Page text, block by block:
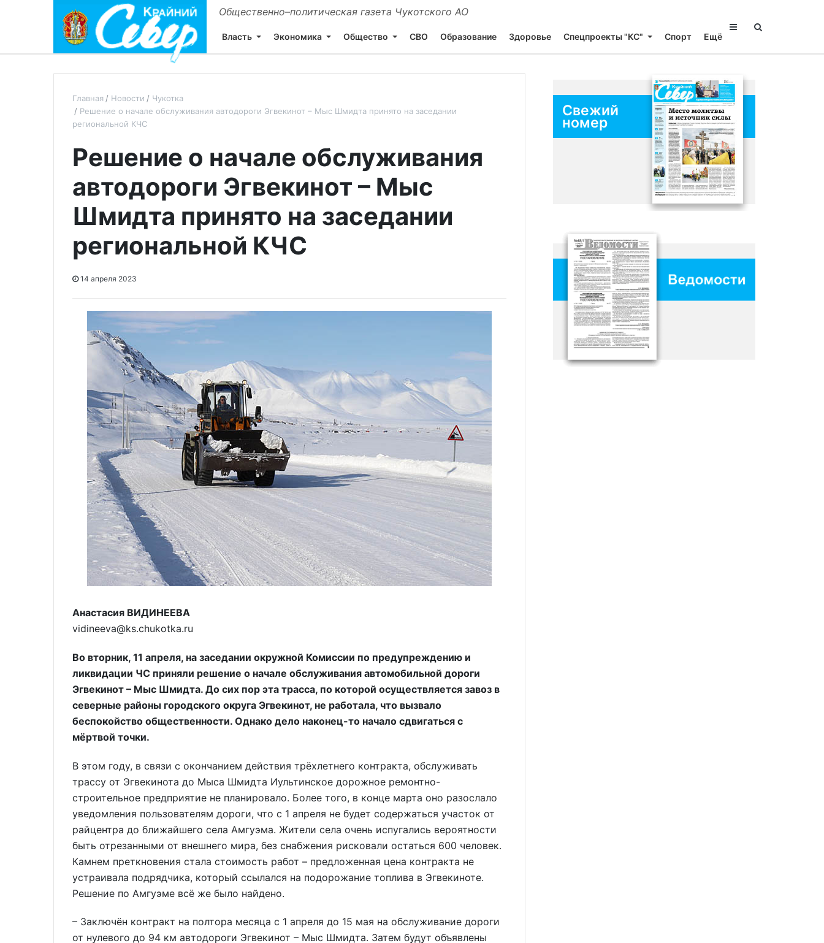
Общественно–политическая газета Чукотского АО
Власть Экономика Общество СВО Образование Здоровье Спецпроекты "КС" Спорт Ещё
Главная Новости
Чукотка
Решение о начале обслуживания автодороги Эгвекинот – Мыс Шмидта принято на заседании
региональной КЧС
Решение о начале обслуживания
автодороги Эгвекинот – Мыс
Шмидта принято на заседании
региональной КЧС
14 апреля 2023
Анастасия ВИДИНЕЕВА
vidineeva@ks.chukotka.ru
Во вторник, 11 апреля, на заседании окружной Комиссии по предупреждению и
ликвидации ЧС приняли решение о начале обслуживания автомобильной дороги
Эгвекинот – Мыс Шмидта. До сих пор эта трасса, по которой осуществляется завоз в
северные районы городского округа Эгвекинот, не работала, что вызвало
беспокойство общественности. Однако дело наконец-то начало сдвигаться с
мёртвой точки.
В этом году, в связи с окончанием действия трёхлетнего контракта, обслуживать
трассу от Эгвекинота до Мыса Шмидта Иультинское дорожное ремонтно-
строительное предприятие не планировало. Более того, в конце марта оно разослало
уведомления пользователям дороги, что с 1 апреля не будет содержаться участок от
райцентра до ближайшего села Амгуэма. Жители села очень испугались вероятности
быть отрезанными от внешнего мира, без снабжения рисковали остаться 600 человек.
Камнем преткновения стала стоимость работ – предложенная цена контракта не
устраивала подрядчика, который ссылался на подорожание топлива в Эгвекиноте.
Решение по Амгуэме всё же было найдено.
– Заключён контракт на полтора месяца с 1 апреля до 15 мая на обслуживание дороги
от нулевого до 94 км автодороги Эгвекинот – Мыс Шмидта. Затем будут объявлены
Свежий
номер